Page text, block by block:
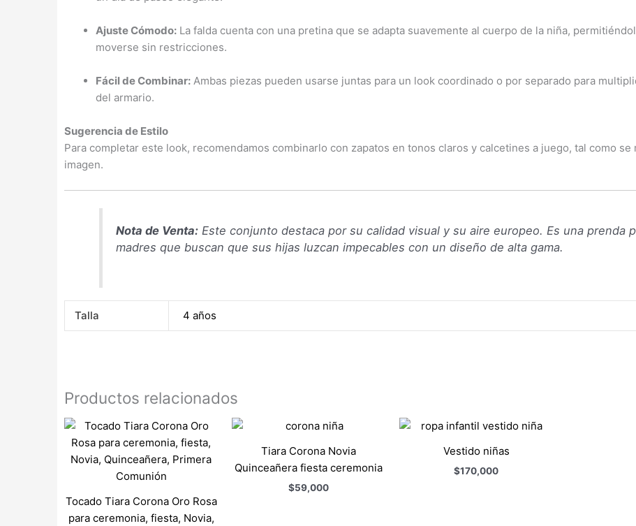
Ajuste Cómodo: La falda cuenta con una pretina que se adapta suavemente al cuerpo de la niña,
moverse sin restricciones.
Fácil de Combinar: Ambas piezas pueden usarse juntas para un look coordinado o por separado para
del armario.
Sugerencia de Estilo
Para completar este look, recomendamos combinarlo con zapatos en tonos claros y calcetines a juego, tal como se
imagen.
Nota de Venta: Este conjunto destaca por su calidad visual y su aire europeo. Es una prenda
madres que buscan que sus hijas luzcan impecables con un diseño de alta gama.
Talla 4 años
Productos relacionados
Tocado Tiara Corona Oro Rosa
para ceremonia, fiesta, Novia,
Tiara Corona Novia
Quinceañera fiesta ceremonia
$59,000
Vestido niñas
$170,000